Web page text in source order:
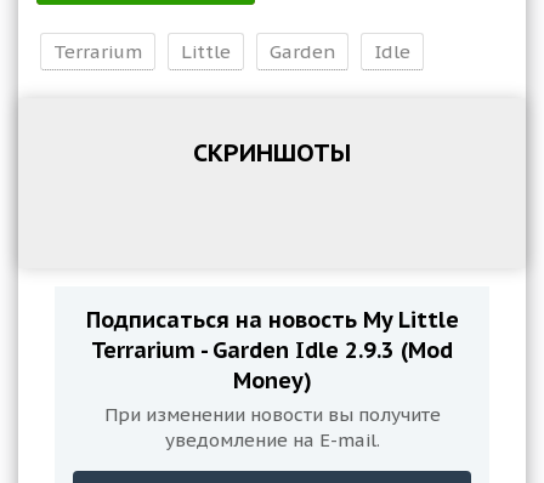
Terrarium Little Garden Idle
СКРИНШОТЫ
Подписаться на новость My Little
Terrarium - Garden Idle 2.9.3 (Mod
Money)
При изменении новости вы получите
уведомление на E-mail.